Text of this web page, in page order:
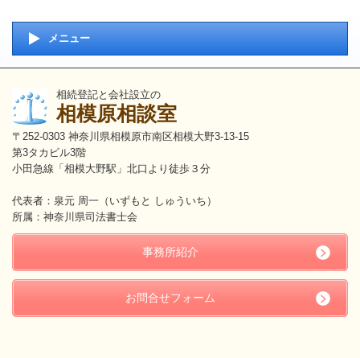
メニュー
相続登記と会社設立の
相模原相談室
〒252-0303 神奈川県相模原市南区相模大野3-13-15
第3タカビル3階
小田急線「相模大野駅」北口より徒歩３分
代表者：泉元 周一（いずもと しゅういち）
所属：神奈川県司法書士会
事務所紹介
お問合せフォーム